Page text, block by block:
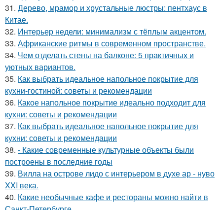
31. Дерево, мрамор и хрустальные люстры: пентхаус в
Китае.
32. Интерьер недели: минимализм с тёплым акцентом.
33. Африканские ритмы в современном пространстве.
34. Чем отделать стены на балконе: 5 практичных и
уютных вариантов.
35. Как выбрать идеальное напольное покрытие для
кухни-гостиной: советы и рекомендации
36. Какое напольное покрытие идеально подходит для
кухни: советы и рекомендации
37. Как выбрать идеальное напольное покрытие для
кухни: советы и рекомендации
38. - Какие современные культурные объекты были
построены в последние годы
39. Вилла на острове лидо с интерьером в духе ар - нуво
XXI века.
40. Какие необычные кафе и рестораны можно найти в